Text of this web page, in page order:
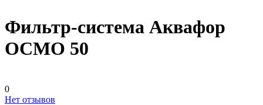
Фильтр-система Аквафор
ОСМО 50
0
Нет отзывов